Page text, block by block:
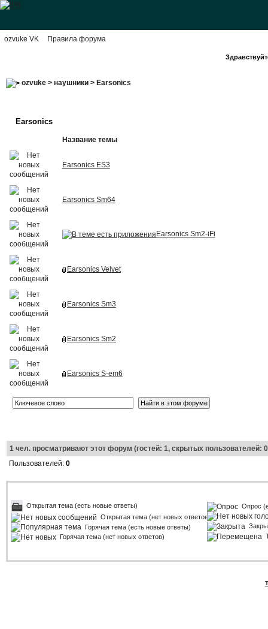
ozvuke VK Правила форума
ozvuke> наушники> Earsonics
Earsonics
Название темы
Earsonics ES3
Earsonics Sm64
Earsonics Sm2-iFi
Earsonics Velvet
Earsonics Sm3
Earsonics Sm2
Earsonics S-em6
1чел. просматривают этот форум (гостей: 1, скрытых пользователей:
Пользователей: 0
Открытая тема (есть новые ответы)
Открытая тема (нет новых ответов)
Горячая тема (есть новые ответы)
Горячая тема (нет новых ответов)
Опрос